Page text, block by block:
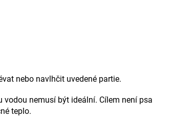
nebo navlhčit uvedené partie.
vodou nemusí být ideální. Cílem není psa
teplo.